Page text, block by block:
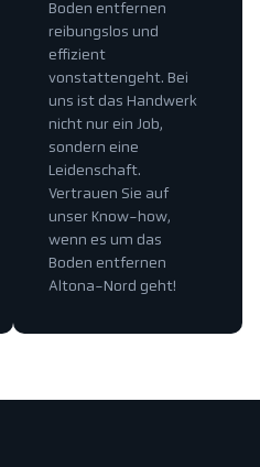
Boden entfernen
reibungslos und
effizient
vonstattengeht. Bei
uns ist das Handwerk
nicht nur ein Job,
sondern eine
Leidenschaft.
Vertrauen Sie auf
unser Know-how,
wenn es um das
Boden entfernen
Altona-Nord geht!